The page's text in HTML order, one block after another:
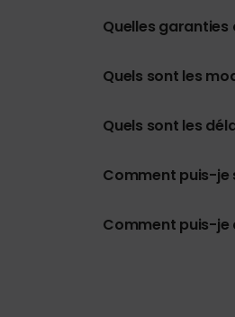
Quelles
Quels sont les
Quels sont les
Comment puis-je
Comment puis-je